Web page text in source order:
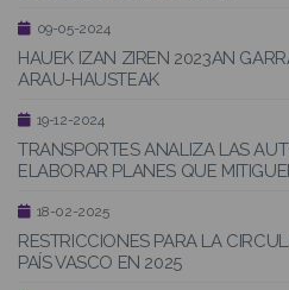
09-05-2024
HAUEK IZAN ZIREN 2023AN
ARAU-HAUSTEAK
19-12-2024
TRANSPORTES ANALIZA LAS
ELABORAR PLANES QUE
18-02-2025
RESTRICCIONES PARA LA
PAÍS VASCO EN 2025